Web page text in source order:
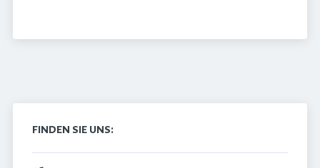
FINDEN SIE UNS: